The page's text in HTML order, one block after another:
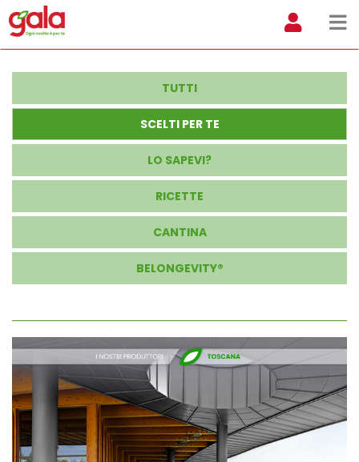
TUTTI
SCELTI PER TE
LO SAPEVI?
RICETTE
CANTINA
BELONGEVITY®